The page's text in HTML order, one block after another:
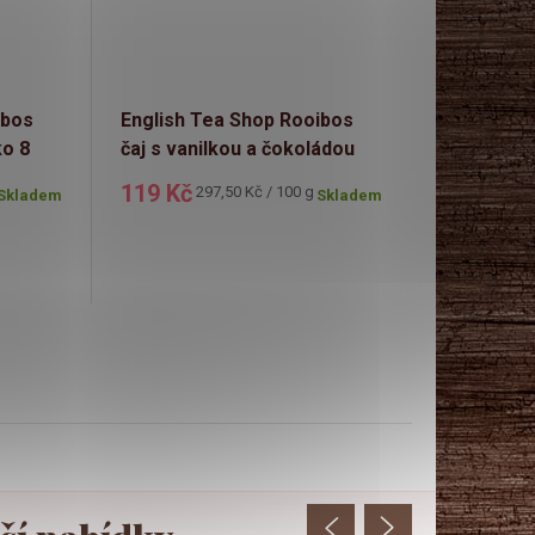
8
English Tea Shop Rooibos
čaj s vanilkou a čokoládou
119 Kč Měrná
297,50 Kč / 100 g Skladem
English
Rooibos
113 Kč